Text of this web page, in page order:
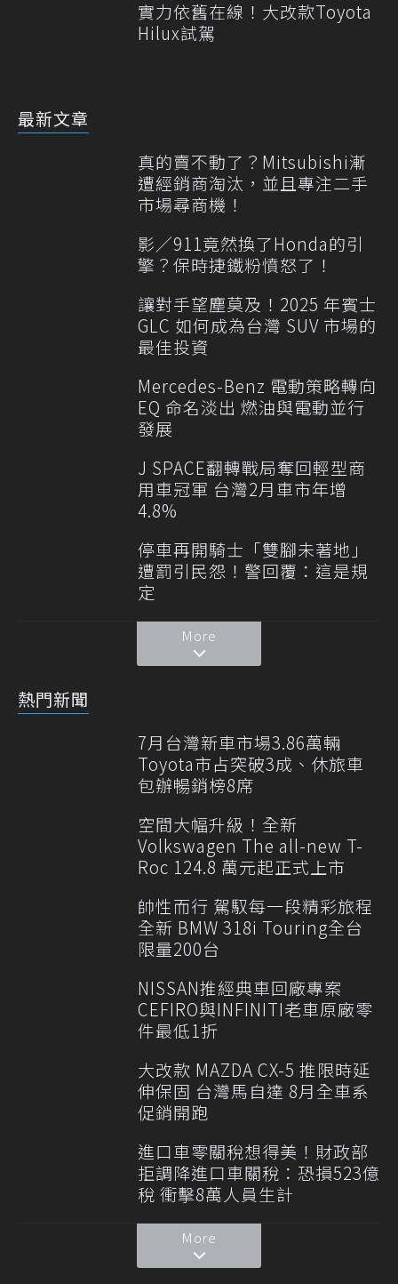
實力依舊在線！大改款Toyota
Hilux試駕
最新文章
真的賣不動了？Mitsubishi漸
遭經銷商淘汰，並且專注二手
市場尋商機！
影／911竟然換了Honda的引
擎？保時捷鐵粉憤怒了！
讓對手望塵莫及！2025 年賓士
GLC 如何成為台灣 SUV 市場的
最佳投資
Mercedes-Benz 電動策略轉向
EQ 命名淡出 燃油與電動並行
發展
J SPACE翻轉戰局奪回輕型商
用車冠軍 台灣2月車市年增
4.8%
停車再開騎士「雙腳未著地」
遭罰引民怨！警回覆：這是規
定
More
熱門新聞
7月台灣新車市場3.86萬輛
Toyota市占突破3成、休旅車
包辦暢銷榜8席
空間大幅升級！全新
Volkswagen The all-new T-
Roc 124.8 萬元起正式上市
帥性而行 駕馭每一段精彩旅程
全新 BMW 318i Touring全台
限量200台
NISSAN推經典車回廠專案
CEFIRO與INFINITI老車原廠零
件最低1折
大改款 MAZDA CX-5 推限時延
伸保固 台灣馬自達 8月全車系
促銷開跑
進口車零關稅想得美！財政部
拒調降進口車關稅：恐損523億
稅 衝擊8萬人員生計
More